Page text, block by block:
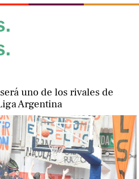
uno de los rivales de
Argentina